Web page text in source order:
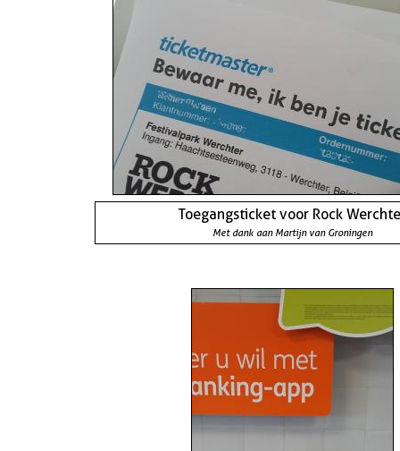
Toegangsticket voor Rock
Met dank aan Martijn van Groningen